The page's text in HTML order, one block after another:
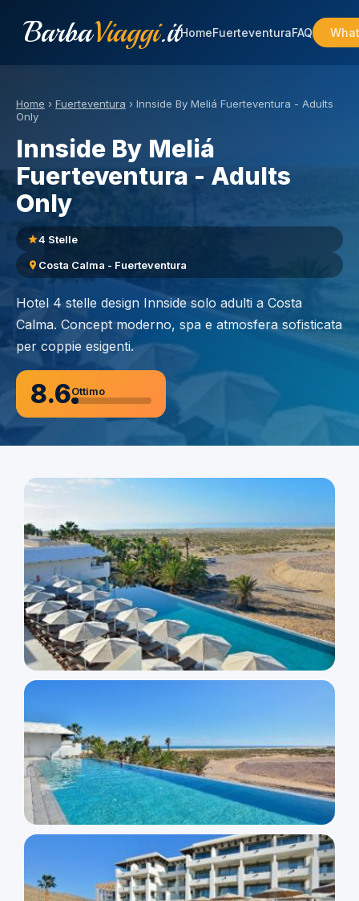
BarbaViaggi.itHomeFuerteventuraFAQ
Home › Fuerteventura › Innside By Meliá Fuerteventura - Adults
Only
Innside By Meliá
Fuerteventura - Adults
Only
4 Stelle
Costa Calma - Fuerteventura
Hotel 4 stelle design Innside solo adulti a Costa
Calma. Concept moderno, spa e atmosfera sofisticata
per coppie esigenti.
8.6Ottimo